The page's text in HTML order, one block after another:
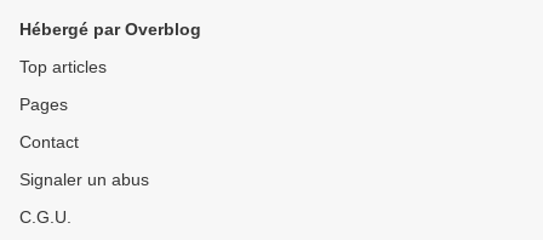
L’ARMISTICE 8 MAI 2020
Hébergé par Overblog
Top articles
Pages
Contact
Signaler un abus
C.G.U.